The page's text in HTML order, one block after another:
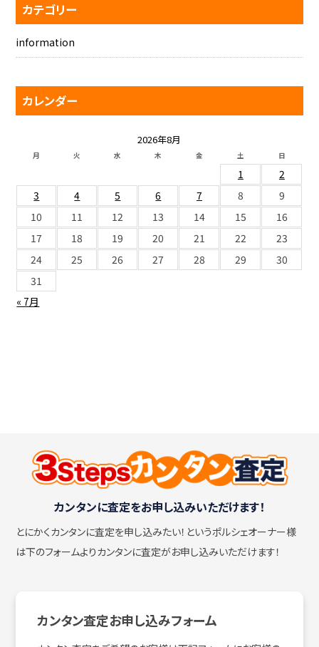
カテゴリー
information
カレンダー
2026年8月
月 火 水 木 金 土 日
« 7月
1
2
3
4 5 6 7 8
9
10
11 12 13 14 15
16
17
18 19 20 21 22
23
24
25 26 27 28 29
30
31
カンタンに査定をお申し込みいただけます！
とにかくカンタンに査定を申し込みたい！ というポルシェオーナー様
は下のフォームよりカンタンに査定がお申し込みいただけます！
カンタン査定お申し込みフォーム